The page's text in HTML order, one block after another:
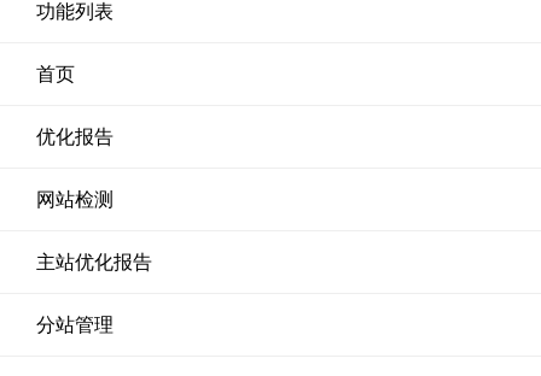
功能列表
首页
优化报告
网站检测
主站优化报告
分站管理